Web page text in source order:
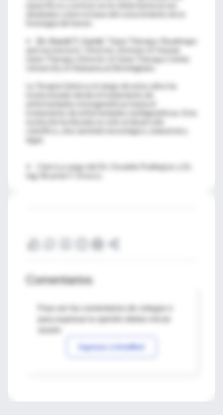
diseñados sobre la base del conocimiento de la
Dr. David T. Curiel . “Gene Therapy: Roadmaps
and second acts”. Director, Division of Human
Gene Therapy. Director of Gene Therapy Center.
University of Alabama at Birmingham.
La Terapia Génica a lo largo de estos años ha
enfermedades monogenéticas hasta el
tratamiento de enfermedades multigenéticas. Esta
científico, sino también tecnológico, industrial y
• Cierre a cargo del Dr. Osvaldo Podhajcer y Dr.
Ing. Ricardo F. Orosco.
Comentarios
Para ver los comentarios de colegas o
Ingresar a IntraMed